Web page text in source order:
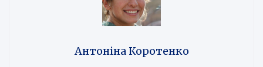
Антоніна Коротенко